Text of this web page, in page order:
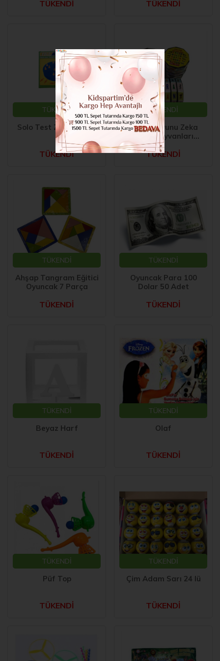
TÜKENDİ TÜKENDİ
TÜKENDİ
Solo Test Zeka Oyunu
TÜKENDİ
TÜKENDİ
Kelime Oyunu Zeka
Küpü Hayvanları
Tanıyalım
TÜKENDİ
TÜKENDİ
Ahşap Tangram Eğitici
Oyuncak 7 Parça
TÜKENDİ
TÜKENDİ
Oyuncak Para 100
Dolar 50 Adet
TÜKENDİ
TÜKENDİ
Beyaz Harf
TÜKENDİ
TÜKENDİ
Olaf
TÜKENDİ
TÜKENDİ
Püf Top
TÜKENDİ
TÜKENDİ
Çim Adam Sarı 24 lü
TÜKENDİ